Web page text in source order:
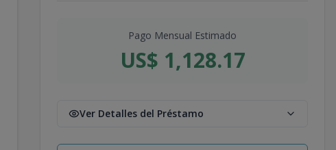
Pago Mensual Estimado
US$ 1,128.17
Ver Detalles del Préstamo